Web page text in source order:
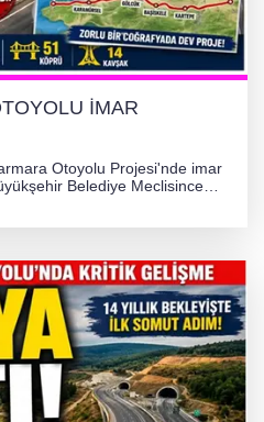
İMAR
Otoyolu Projesi'nde imar
Belediye Meclisince